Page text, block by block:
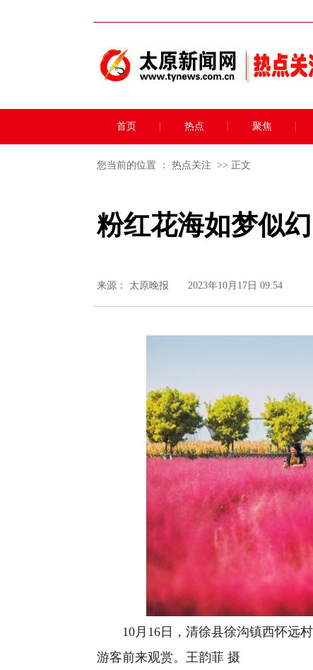
首页 热点 聚焦
您当前的位置 ： 热点关注 >> 正文
粉红花海如梦似幻
来源： 太原晚报 2023年10月17日 09:54
10月16日，清徐县徐沟镇西怀远村
游客前来观赏。王韵菲 摄